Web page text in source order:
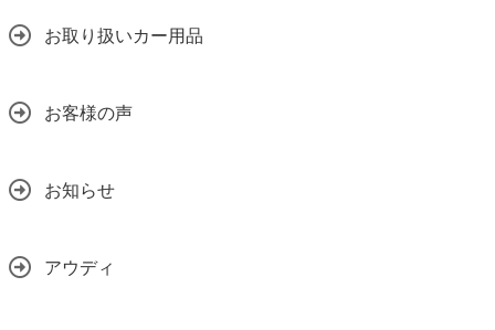
お取り扱いカー用品
お客様の声
お知らせ
アウディ